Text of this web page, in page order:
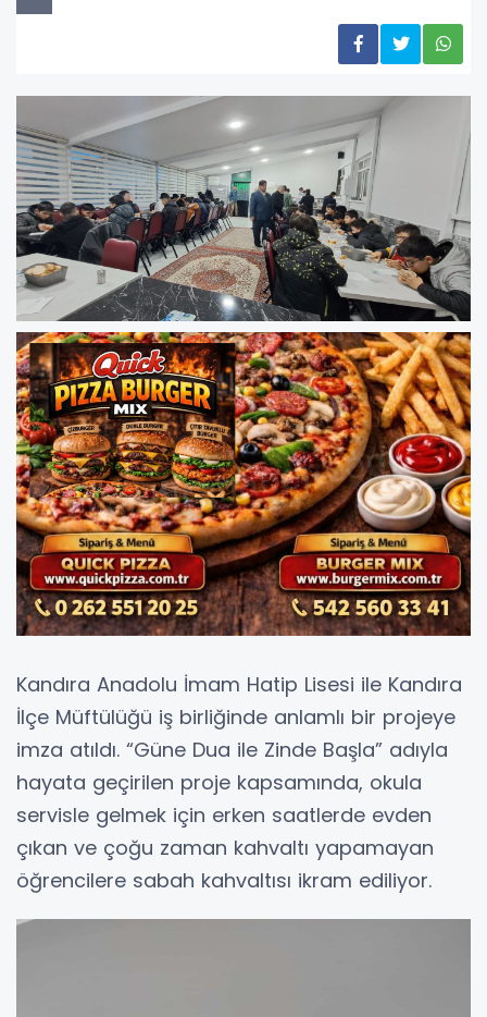
Kandıra Anadolu İmam Hatip Lisesi ile Kandıra
İlçe Müftülüğü iş birliğinde anlamlı bir projeye
imza atıldı. “Güne Dua ile Zinde Başla” adıyla
hayata geçirilen proje kapsamında, okula
servisle gelmek için erken saatlerde evden
çıkan ve çoğu zaman kahvaltı yapamayan
öğrencilere sabah kahvaltısı ikram ediliyor.